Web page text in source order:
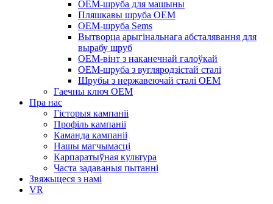
OEM-шруба для машыны
Пляшкавы шруба OEM
OEM-шруба Sems
Вытворца арыгінальнага абсталявання для
вырабу шруб
OEM-вінт з наканечнай галоўкай
OEM-шруба з вугляродзістай сталі
Шрубы з нержавеючай сталі OEM
Гаечны ключ OEM
Пра нас
Гісторыя кампаніі
Профіль кампаніі
Каманда кампаніі
Нашы магчымасці
Карпаратыўная культура
Часта задаваныя пытанні
Звяжыцеся з намі
VR